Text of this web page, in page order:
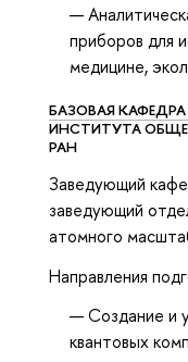
приборов для
медицине,
БАЗОВАЯ
ИНСТИТУТА
РАН
Заведующий
заведующий
атомного
Направления
Создание и
квантовых